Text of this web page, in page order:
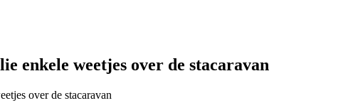
enkele weetjes over de stacaravan